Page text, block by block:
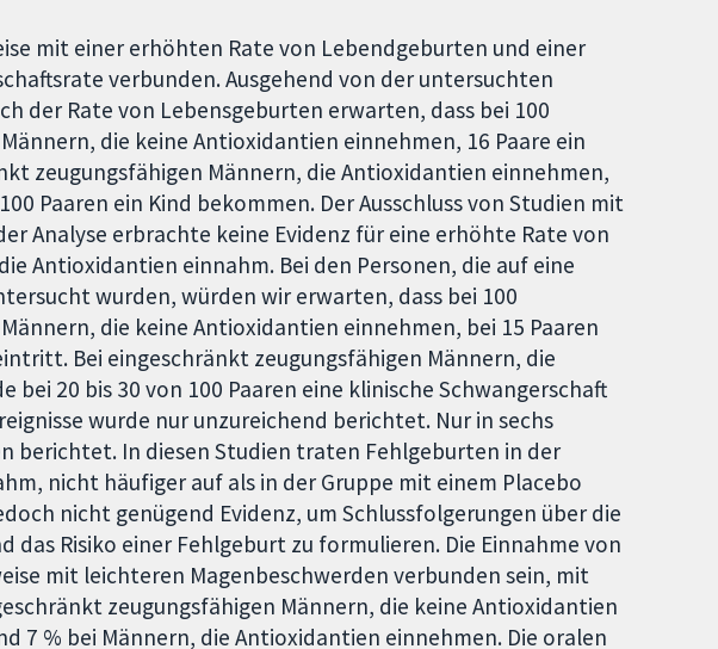
mit einer erhöhten Rate von Lebendgeburten und einer
verbunden. Ausgehend von der untersuchten
der Rate von Lebensgeburten erwarten, dass bei 100
die keine Antioxidantien einnehmen, 16 Paare ein
zeugungsfähigen Männern, die Antioxidantien einnehmen,
Paaren ein Kind bekommen. Der Ausschluss von Studien mit
Analyse erbrachte keine Evidenz für eine erhöhte Rate von
Antioxidantien einnahm. Bei den Personen, die auf eine
wurden, würden wir erwarten, dass bei 100
die keine Antioxidantien einnehmen, bei 15 Paaren
Bei eingeschränkt zeugungsfähigen Männern, die
20 bis 30 von 100 Paaren eine klinische Schwangerschaft
wurde nur unzureichend berichtet. Nur in sechs
berichtet. In diesen Studien traten Fehlgeburten in der
nicht häufiger auf als in der Gruppe mit einem Placebo
nicht genügend Evidenz, um Schlussfolgerungen über die
das Risiko einer Fehlgeburt zu formulieren. Die Einnahme von
mit leichteren Magenbeschwerden verbunden sein, mit
zeugungsfähigen Männern, die keine Antioxidantien
7 % bei Männern, die Antioxidantien einnehmen. Die oralen